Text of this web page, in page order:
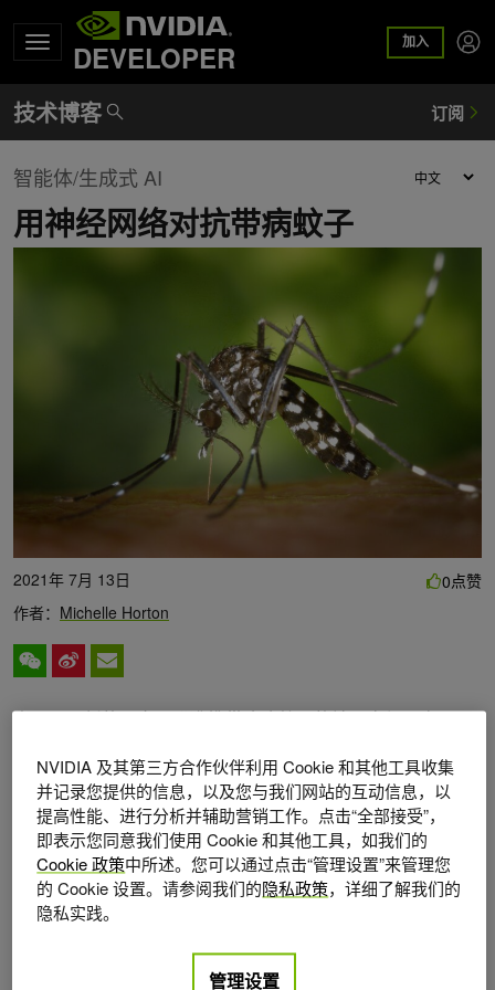
DEVELOPER 加入
智能体/生成式 AI
用神经网络对抗带病蚊子
2021年 7月 13日
作者： Michelle Horton
0点赞
由于一项新的研究，瞄准携带疾病蚊子的地区变得更容易
从公民科学家拍摄的图像中，以近乎完美的准确度识别老虎
蚊子。
“识别蚊子是最基本的，因为它们传播的疾病仍然是一个重大
的公共卫生问题，”主要作者 Gerezhier Adhane 说。
电子健康中心的场景理解与人工智能研究小
NVIDIA 及其第三方合作伙伴利用 Cookie 和其他工具收集
并记录您提供的信息，以及您与我们网站的互动信息，以
提高性能、进行分析并辅助营销工作。点击“全部接受”，
即表示您同意我们使用 Cookie 和其他工具，如我们的
Cookie 政策中所述。您可以通过点击“管理设置”来管理您
的 Cookie 设置。请参阅我们的隐私政策，详细了解我们的
隐私实践。
管理设置